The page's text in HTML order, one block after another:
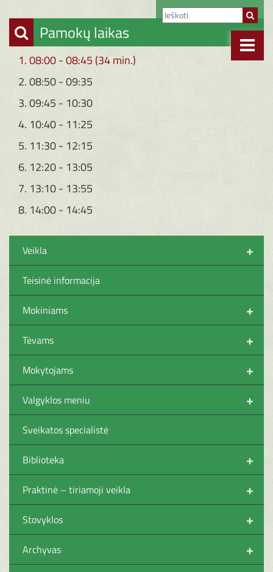
Pamokų laikas
1. 08:00 - 08:45 (34 min.)
2. 08:50 - 09:35
3. 09:45 - 10:30
4. 10:40 - 11:25
5. 11:30 - 12:15
6. 12:20 - 13:05
7. 13:10 - 13:55
8. 14:00 - 14:45
+
Veikla
Teisinė informacija
+
Mokiniams
+
Tėvams
+
Mokytojams
+
Valgyklos meniu
Sveikatos specialistė
+
Biblioteka
+
Praktinė – tiriamoji veikla
+
Stovyklos
+
Archyvas